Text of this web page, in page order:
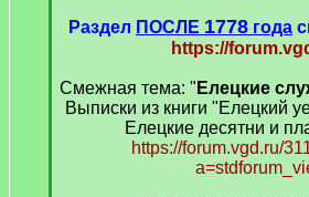
Раздел ПОСЛЕ 1778 года
https://
Смежная тема: " Елецкие
Выписки из книги "Елецкий
Елецкие десятни и
https://forum.vgd.ru/